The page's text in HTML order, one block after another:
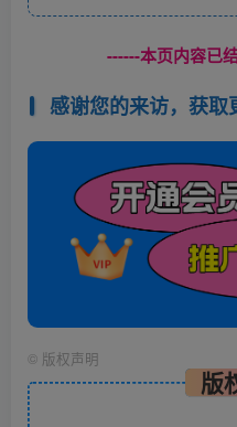
------本页内容已
感谢您的来访，获取
© 版权声明
版